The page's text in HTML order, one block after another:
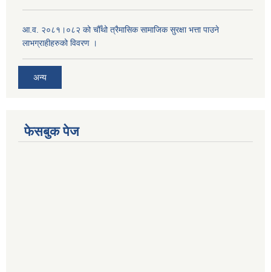
आ.व. २०८१।०८२ को चौँथो त्रैमासिक सामाजिक सुरक्षा भत्ता पाउने
लाभग्राहीहरुको विवरण ।
अन्य
फेसबुक पेज